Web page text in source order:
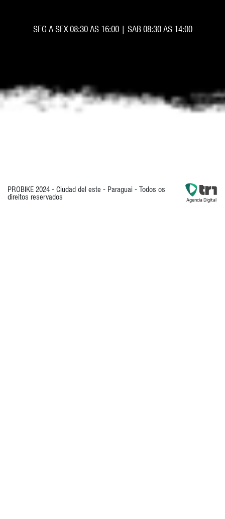
SEG A SEX 08:30 AS 16:00 | SAB 08:30 AS 14:00
PROBIKE 2024 - Ciudad del este - Paraguai - Todos os
direitos reservados